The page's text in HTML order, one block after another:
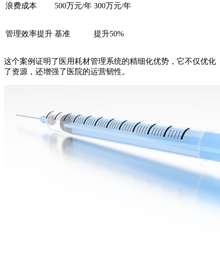
浪费成本 500万元/年 300万元/年
管理效率提升 基准 提升50%
这个案例证明了医用耗材管理系统的精细化优势，它不仅优化
了资源，还增强了医院的运营韧性。